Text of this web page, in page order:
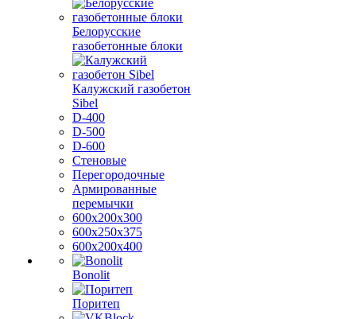
Белорусские
газобетонные блоки
Калужский газобетон
Sibel
D-400
D-500
D-600
Стеновые
Перегородочные
Армированные
перемычки
600х200х300
600х250х375
600х200х400
Bonolit
Поритеп